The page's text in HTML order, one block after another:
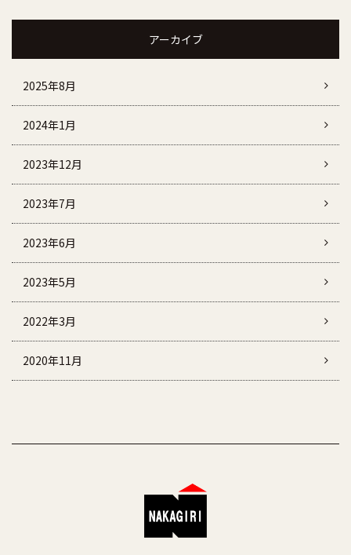
アーカイブ
2025年8月
2024年1月
2023年12月
2023年7月
2023年6月
2023年5月
2022年3月
2020年11月